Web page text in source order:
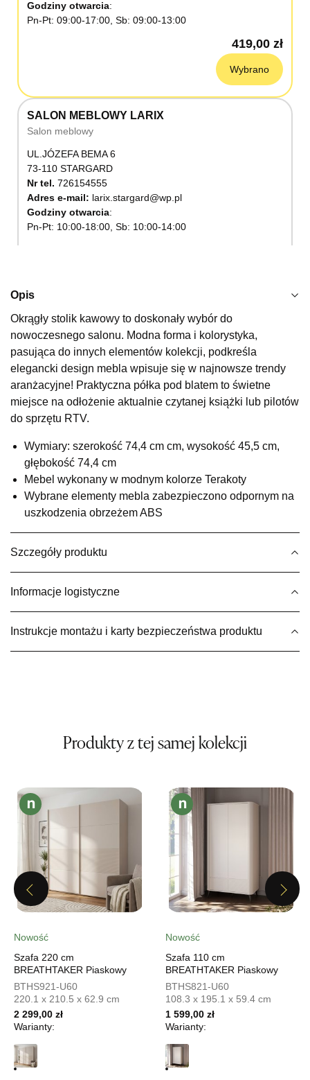
Godziny otwarcia
Pn-Pt: 09:00-17:00, Sb: 09:00-13:00
419,00 zł
Wybrano
SALON MEBLOWY LARIX
Salon meblowy
UL.JÓZEFA BEMA 6
73-110 STARGARD
Nr tel. 726154555
Adres e-mail: larix.stargard@wp.pl
Godziny otwarcia
Pn-Pt: 10:00-18:00, Sb: 10:00-14:00
SALON MEBLOWY KUBUŚ
Salon meblowy
UL.RZEMIEŚLNICZA 6
66-470 KOSTRZYN NAD ODRĄ
Nr tel.507103199
Godziny otwarcia
Pn-Pt: 10:00-18:00, Sb: 10:00-14:00
419,00 zł
SALON MEBLOWY M JAK MEBLE
UL.BASZTOWA 3
Adres e-mail:pph.catrin@wp.pl
Godziny otwarcia
Pn-Pt: 09:00-17:00, Sb: 09:00-13:00
419,00 zł
Salon meblowy
Nr tel.606350240
Adres e-mail:salon@mebleexpo.com.pl
Godziny otwarcia
Pn-Pt: 10:00-18:00, Sb: 10:00-15:00
Wybierz
Salon meblowy
UL.PIONIERÓW 44
Nr tel.508100164
Adres e-mail:
meblostyl01@op.pl
Godziny otwarcia
Opis
Okrągły stolik kawowy to doskonały wybór do
nowoczesnego salonu. Modna forma i kolorystyka,
pasująca do innych elementów kolekcji, podkreśla
elegancki design mebla wpisuje się w najnowsze trendy
aranżacyjne! Praktyczna półka pod blatem to świetne
miejsce na odłożenie aktualnie czytanej książki lub pilotów
do sprzętu RTV.
Wymiary: szerokość 74,4 cm cm, wysokość 45,5 cm,
głębokość 74,4 cm
Mebel wykonany w modnym kolorze Terakoty
Wybrane elementy mebla zabezpieczono odpornym na
uszkodzenia obrzeżem ABS
Szczegóły produktu
Informacje logistyczne
Instrukcje montażu i karty bezpieczeństwa produktu
Produkty z tej samej kolekcji
Previous
Nowość
Szafa 220 cm
BREATHTAKER Piaskowy
BTHS921-U60
220.1 x 210.5 x 62.9 cm
2 299,00 zł
Warianty:
Nowość
Szafa 110 cm
BREATHTAKER Piaskowy
BTHS821-U60
108.3 x 195.1 x 59.4 cm
1 599,00 zł
Warianty:
Next